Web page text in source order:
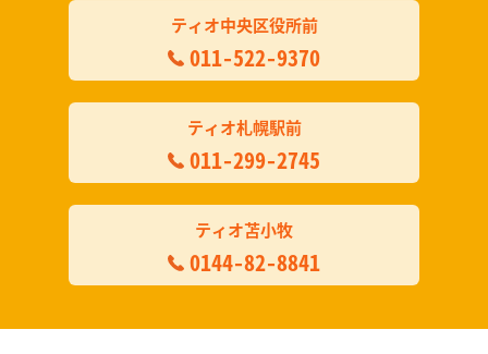
ティオ中央区役所前
011-522-9370
ティオ札幌駅前
011-299-2745
ティオ苫小牧
0144-82-8841